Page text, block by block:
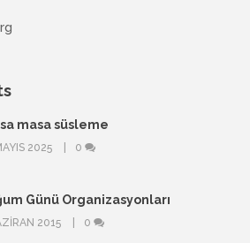
masa süsleme
2025 0
Günü Organizasyonları
2015 0